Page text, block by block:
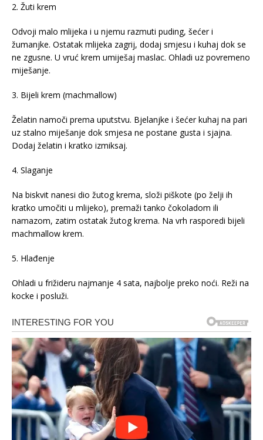
2. Žuti krem
Odvoji malo mlijeka i u njemu razmuti puding, šećer i
žumanjke. Ostatak mlijeka zagrij, dodaj smjesu i kuhaj dok se
ne zgusne. U vruć krem umiješaj maslac. Ohladi uz povremeno
miješanje.
3. Bijeli krem (machmallow)
Želatin namoči prema uputstvu. Bjelanjke i šećer kuhaj na pari
uz stalno miješanje dok smjesa ne postane gusta i sjajna.
Dodaj želatin i kratko izmiksaj.
4. Slaganje
Na biskvit nanesi dio žutog krema, složi piškote (po želji ih
kratko umočiti u mlijeko), premaži tanko čokoladom ili
namazom, zatim ostatak žutog krema. Na vrh rasporedi bijeli
machmallow krem.
5. Hlađenje
Ohladi u frižideru najmanje 4 sata, najbolje preko noći. Reži na
kocke i posluži.